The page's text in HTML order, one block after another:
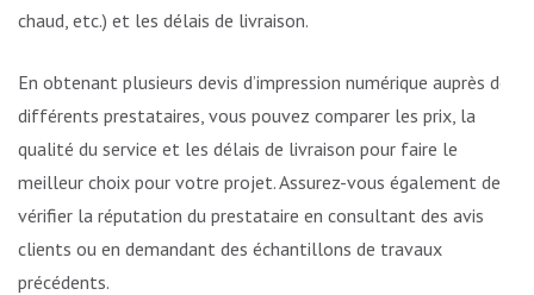
chaud, etc.) et les délais de livraison.
En obtenant plusieurs devis d’impression numérique auprès de
différents prestataires, vous pouvez comparer les prix, la
qualité du service et les délais de livraison pour faire le
meilleur choix pour votre projet. Assurez-vous également de
vérifier la réputation du prestataire en consultant des avis
clients ou en demandant des échantillons de travaux
précédents.